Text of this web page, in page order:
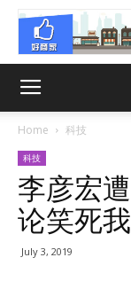
Home 科技
科技
李彦宏
论笑死
July 3, 2019